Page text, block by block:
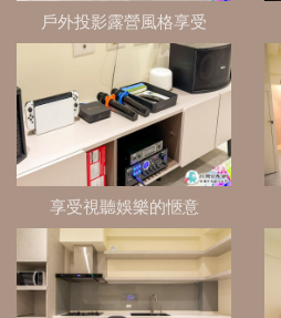
戶外投影露營風格享受
享受視聽娛樂的愜意